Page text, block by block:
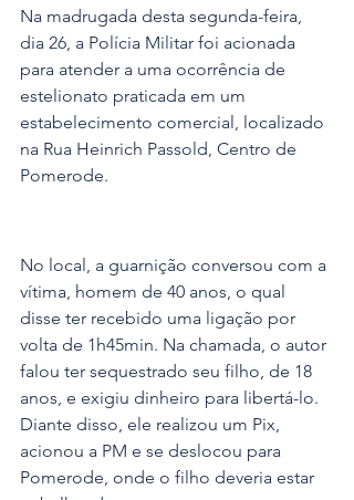
Na madrugada desta segunda-feira,
dia 26, a Polícia Militar foi acionada
para atender a uma ocorrência de
estelionato praticada em um
estabelecimento comercial, localizado
na Rua Heinrich Passold, Centro de
Pomerode.
No local, a guarnição conversou com a
vítima, homem de 40 anos, o qual
disse ter recebido uma ligação por
volta de 1h45min. Na chamada, o autor
falou ter sequestrado seu filho, de 18
anos, e exigiu dinheiro para libertá-lo.
Diante disso, ele realizou um Pix,
acionou a PM e se deslocou para
Pomerode, onde o filho deveria estar